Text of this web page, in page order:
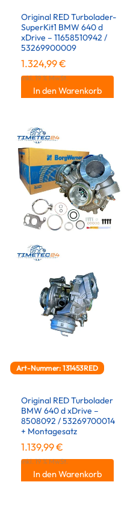
Original RED Turbolader-
SuperKit1 BMW 640 d
xDrive – 11658510942 /
53269900009
1.324,99€
inkl. 19 % MwSt.
In den Warenkorb
Art-Nummer: 131453RED
Original RED Turbolader
BMW 640 d xDrive –
8508092 / 53269700014
+ Montagesatz
1.139,99€
inkl. 19 % MwSt.
In den Warenkorb